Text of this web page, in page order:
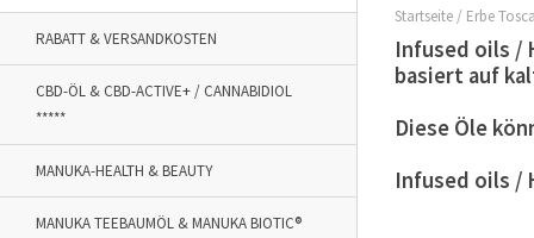
RABATT & VERSANDKOSTEN
CBD-ÖL & CBD-ACTIVE+ / CANNABIDIOL
*****
MANUKA-HEALTH & BEAUTY
MANUKA TEEBAUMÖL & MANUKA BIOTIC®
Startseite / Erbe
Infused oils /
basiert auf
Diese Öle
Infused oils /